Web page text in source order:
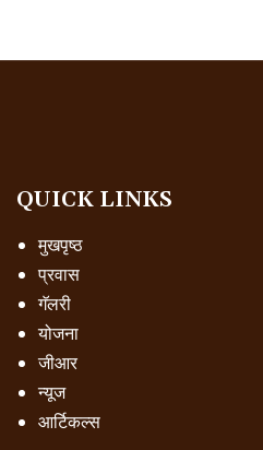
QUICK LINKS
मुखपृष्ठ
प्रवास
गॅलरी
योजना
जीआर
न्यूज
आर्टिकल्स